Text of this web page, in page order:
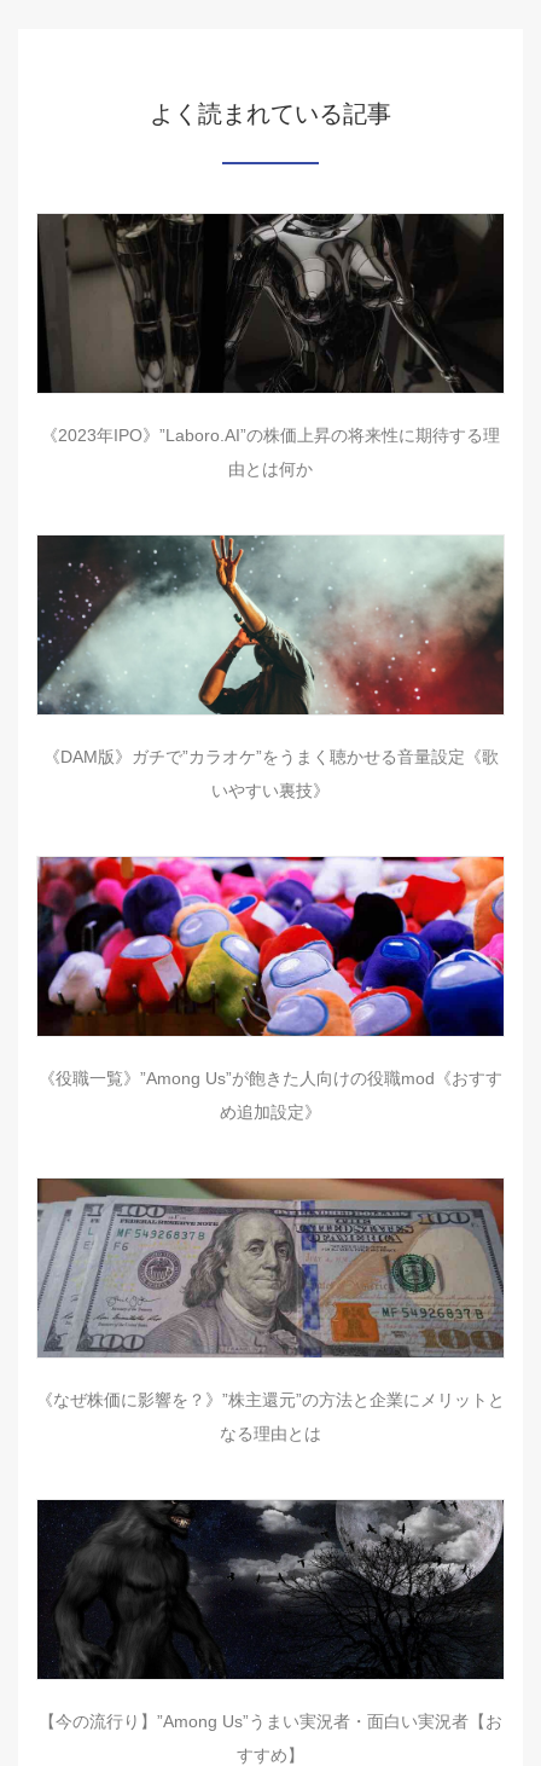
よく読まれている記事
《2023年IPO》”Laboro.AI”の株価上昇の将来性に期待する理
由とは何か
《DAM版》ガチで”カラオケ”をうまく聴かせる音量設定《歌
いやすい裏技》
《役職一覧》”Among Us”が飽きた人向けの役職mod《おすす
め追加設定》
《なぜ株価に影響を？》”株主還元”の方法と企業にメリットと
なる理由とは
【今の流行り】”Among Us”うまい実況者・面白い実況者【お
すすめ】